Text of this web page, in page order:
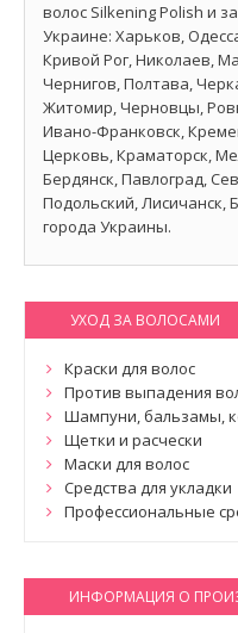
волос Silkening Polish и
Украине: Харьков,
Кривой Рог, Николаев,
Чернигов, Полтава,
Житомир, Черновцы,
Ивано-Франковск,
Церковь, Краматорск,
Бердянск, Павлоград,
Подольский, Лисичанск,
города Украины.
УХОД ЗА ВОЛОСАМИ
Краски для волос
Против выпадения
Шампуни, бальзамы,
Щетки и расчески
Маски для волос
Средства для укладки
Профессиональные
ИНФОРМАЦИЯ О